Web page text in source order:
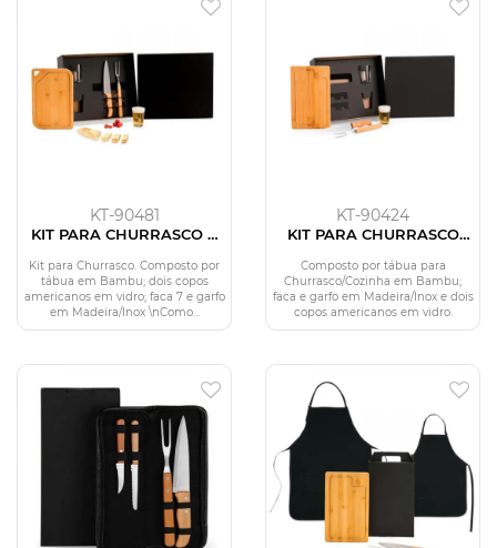
KT-90481
KIT PARA CHURRASCO E
Kit para Churrasco. Composto por
tábua em Bambu; dois copos
americanos em vidro; faca 7 e garfo
em Madeira/Inox \nComo...
KT-90424
KIT PARA CHURRASCO
Composto por tábua para
Churrasco/Cozinha em Bambu;
faca e garfo em Madeira/Inox e dois
copos americanos em vidro.